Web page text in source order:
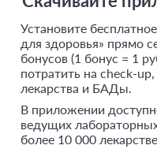
Установите
для здоровья» прямо
бонусов (1 бонус = 1
потратить на check-
лекарства и БАДы.
В приложении
ведущих
более 10 000